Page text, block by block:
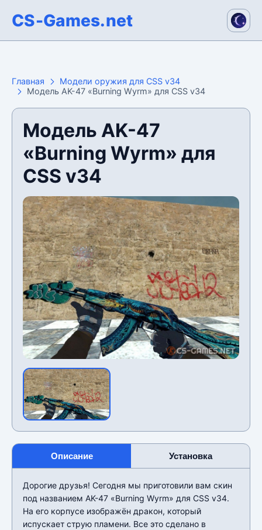
CS-Games.net
Главная
Модели оружия для CSS v34
Модель AK-47 «Burning Wyrm» для CSS v34
Модель AK-47
«Burning Wyrm» для
CSS v34
Описание Установка
Дорогие друзья! Сегодня мы приготовили вам скин
под названием AK-47 «Burning Wyrm» для CSS v34.
На его корпусе изображëн дракон, который
испускает струю пламени. Все это сделано в